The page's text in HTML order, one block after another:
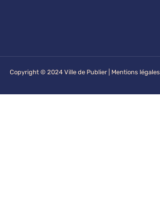
Copyright © 2024 Ville de Publier | Mentions légales